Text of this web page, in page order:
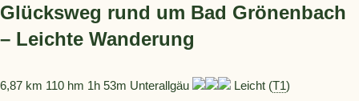
Glücksweg rund um Bad Grönenbach
– Leichte Wanderung
6,87 km 110 hm 1h 53m Unterallgäu Leicht (T1)